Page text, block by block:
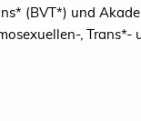
(BVT*) und
, Trans*-